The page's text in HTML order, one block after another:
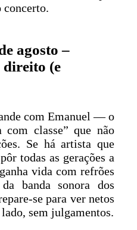
agosto –
direito (e
com Emanuel — o
classe” que não
Se há artista que
todas as gerações a
vida com refrões
banda sonora dos
se para ver netos
sem julgamentos.